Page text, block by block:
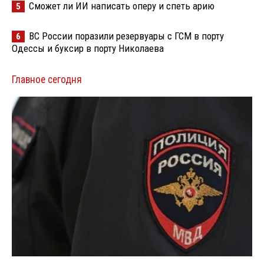
5 Сможет ли ИИ написать оперу и спеть арию
6
ВС России поразили резервуары с ГСМ в порту
Одессы и буксир в порту Николаева
Главное сегодня